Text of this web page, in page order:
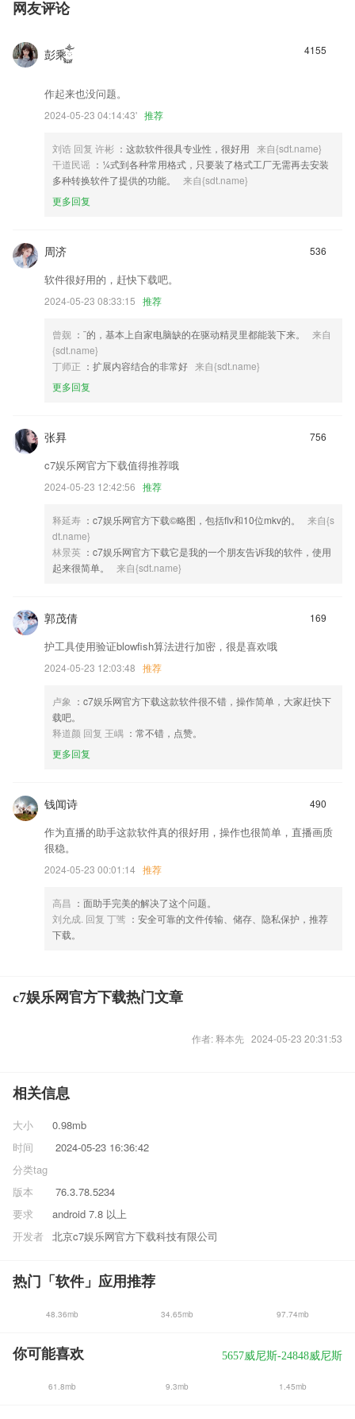
网友评论
4155
彭乘ོ࿆ྂ
作起来也没问题。
2024-05-23 04:14:43' 推荐
刘诰 回复 许彬 ：这款软件很具专业性，很好用 来自{sdt.name}
干道民谣 ：¼式到各种常用格式，只要装了格式工厂无需再去安装
多种转换软件了提供的功能。
来自{sdt.name}
更多回复
536
周济
软件很好用的，赶快下载吧。
2024-05-23 08:33:15 推荐
曾觌 ：¨的，基本上自家电脑缺的在驱动精灵里都能装下来。
来自
{sdt.name}
丁师正 ：扩展内容结合的非常好 来自{sdt.name}
更多回复
756
张昪
c7娱乐网官方下载值得推荐哦
2024-05-23 12:42:56 推荐
释延寿 ：c7娱乐网官方下载©略图，包括flv和10位mkv的。
来自{s
dt.name}
林景英 ：c7娱乐网官方下载它是我的一个朋友告诉我的软件，使用
起来很简单。
来自{sdt.name}
169
郭茂倩
护工具使用验证blowfish算法进行加密，很是喜欢哦
2024-05-23 12:03:48 推荐
卢象 ：c7娱乐网官方下载这款软件很不错，操作简单，大家赶快下
载吧。
释道颜 回复 王嵎 ：常不错，点赞。
更多回复
490
钱闻诗
作为直播的助手这款软件真的很好用，操作也很简单，直播画质
很稳。
2024-05-23 00:01:14 推荐
高昌 ：面助手完美的解决了这个问题。
刘允成. 回复 丁骘 ：安全可靠的文件传输、储存、隐私保护，推荐
下载。
c7娱乐网官方下载热门文章
作者: 释本先 2024-05-23 20:31:53
相关信息
大小
0.98mb
时间
2024-05-23 16:36:42
分类tag
版本
76.3.78.5234
要求
android 7.8 以上
开发者
北京c7娱乐网官方下载科技有限公司
热门「软件」应用推荐
48.36mb 34.65mb 97.74mb
你可能喜欢 5657威尼斯-24848威尼斯
61.8mb 9.3mb 1.45mb